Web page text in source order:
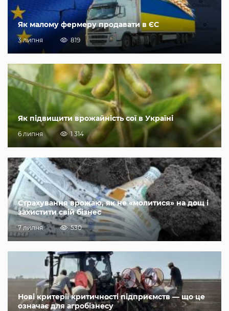
Як малому фермеру продавати в ЄС
3 липня 819
Як підвищити врожайність сої в Україні
6 липня 1 314
Страхування врожаю, як не «молитися» на дощ і
захистити свій бізнес
7 липня 530
Нові критерії критичності підприємств — що це
означає для агробізнесу